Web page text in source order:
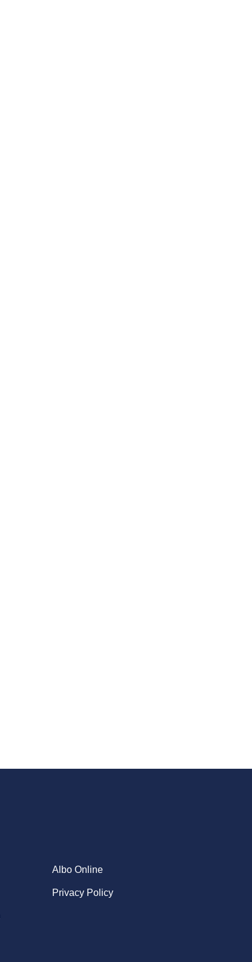
Albo Online
Privacy Policy